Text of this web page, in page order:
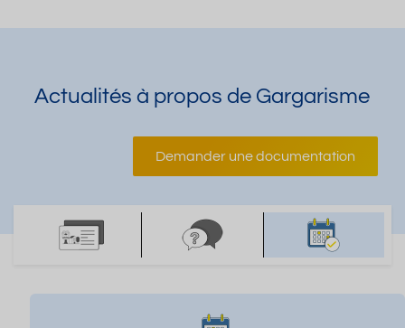
Actualités à propos de Gargarisme
Demander une documentation